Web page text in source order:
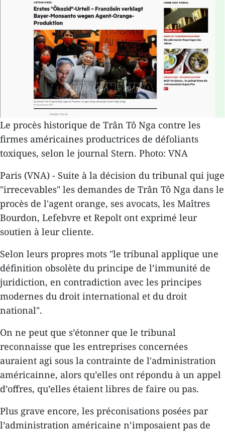
Le procès historique de Trân Tô Nga contre les
firmes américaines productrices de défoliants
toxiques, selon le journal Stern. Photo: VNA
Paris (VNA) - Suite à la décision du tribunal qui juge
"irrecevables" les demandes de Trân Tô Nga dans le
procès de l'agent orange, ses avocats, les Maîtres
Bourdon, Lefebvre et Repolt ont exprimé leur
soutien à leur cliente.
Selon leurs propres mots "le tribunal applique une
définition obsolète du principe de l’immunité de
juridiction, en contradiction avec les principes
modernes du droit international et du droit
national".
On ne peut que s’étonner que le tribunal
reconnaisse que les entreprises concernées
auraient agi sous la contrainte de l'administration
américainne, alors qu’elles ont répondu à un appel
d’offres, qu’elles étaient libres de faire ou pas.
Plus grave encore, les préconisations posées par
l’administration américaine n’imposaient pas de